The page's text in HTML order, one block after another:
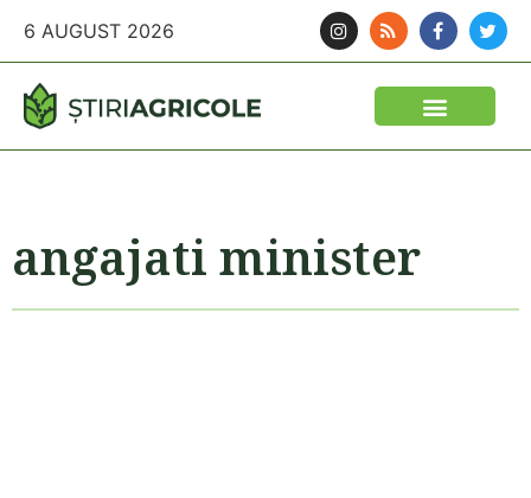
6 AUGUST 2026
angajati minister